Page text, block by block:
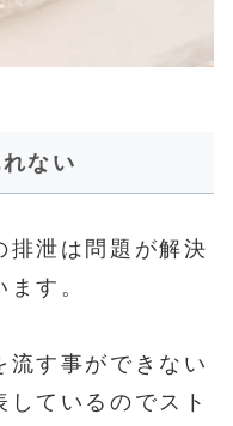
ない
排泄は問題が解決
す。
流す事ができない
ているのでスト